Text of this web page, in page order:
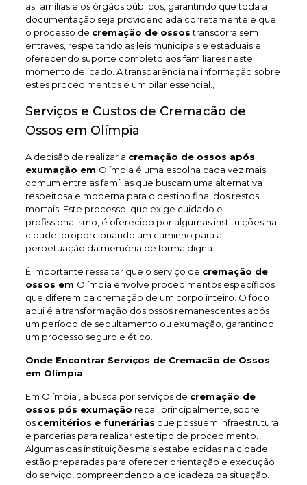
as famílias e os órgãos públicos, garantindo que toda a
documentação seja providenciada corretamente e que
o processo de cremação de ossostranscorra sem
entraves, respeitando as leis municipais e estaduais e
oferecendo suporte completo aos familiares neste
momento delicado. A transparência na informação sobre
estes procedimentos é um pilar essencial.,
Serviços e Custos de Cremacão de
Ossos em Olímpia
A decisão de realizar a cremação de ossos após
exumação em Olímpia é uma escolha cada vez mais
comum entre as famílias que buscam uma alternativa
respeitosa e moderna para o destino final dos restos
mortais. Este processo, que exige cuidado e
profissionalismo, é oferecido por algumas instituições na
cidade, proporcionando um caminho para a
perpetuação da memória de forma digna.
É importante ressaltar que o serviço de cremação de
ossos em Olímpia envolve procedimentos específicos
que diferem da cremação de um corpo inteiro. O foco
aqui é a transformação dos ossos remanescentes após
um período de sepultamento ou exumação, garantindo
um processo seguro e ético.
Onde Encontrar Serviços de Cremacão de Ossos
em Olímpia
Em Olímpia , a busca por serviços de cremação de
ossos pós exumação recai, principalmente, sobre
os cemitérios e funerárias que possuem infraestrutura
e parcerias para realizar este tipo de procedimento.
Algumas das instituições mais estabelecidas na cidade
estão preparadas para oferecer orientação e execução
do serviço, compreendendo a delicadeza da situação.